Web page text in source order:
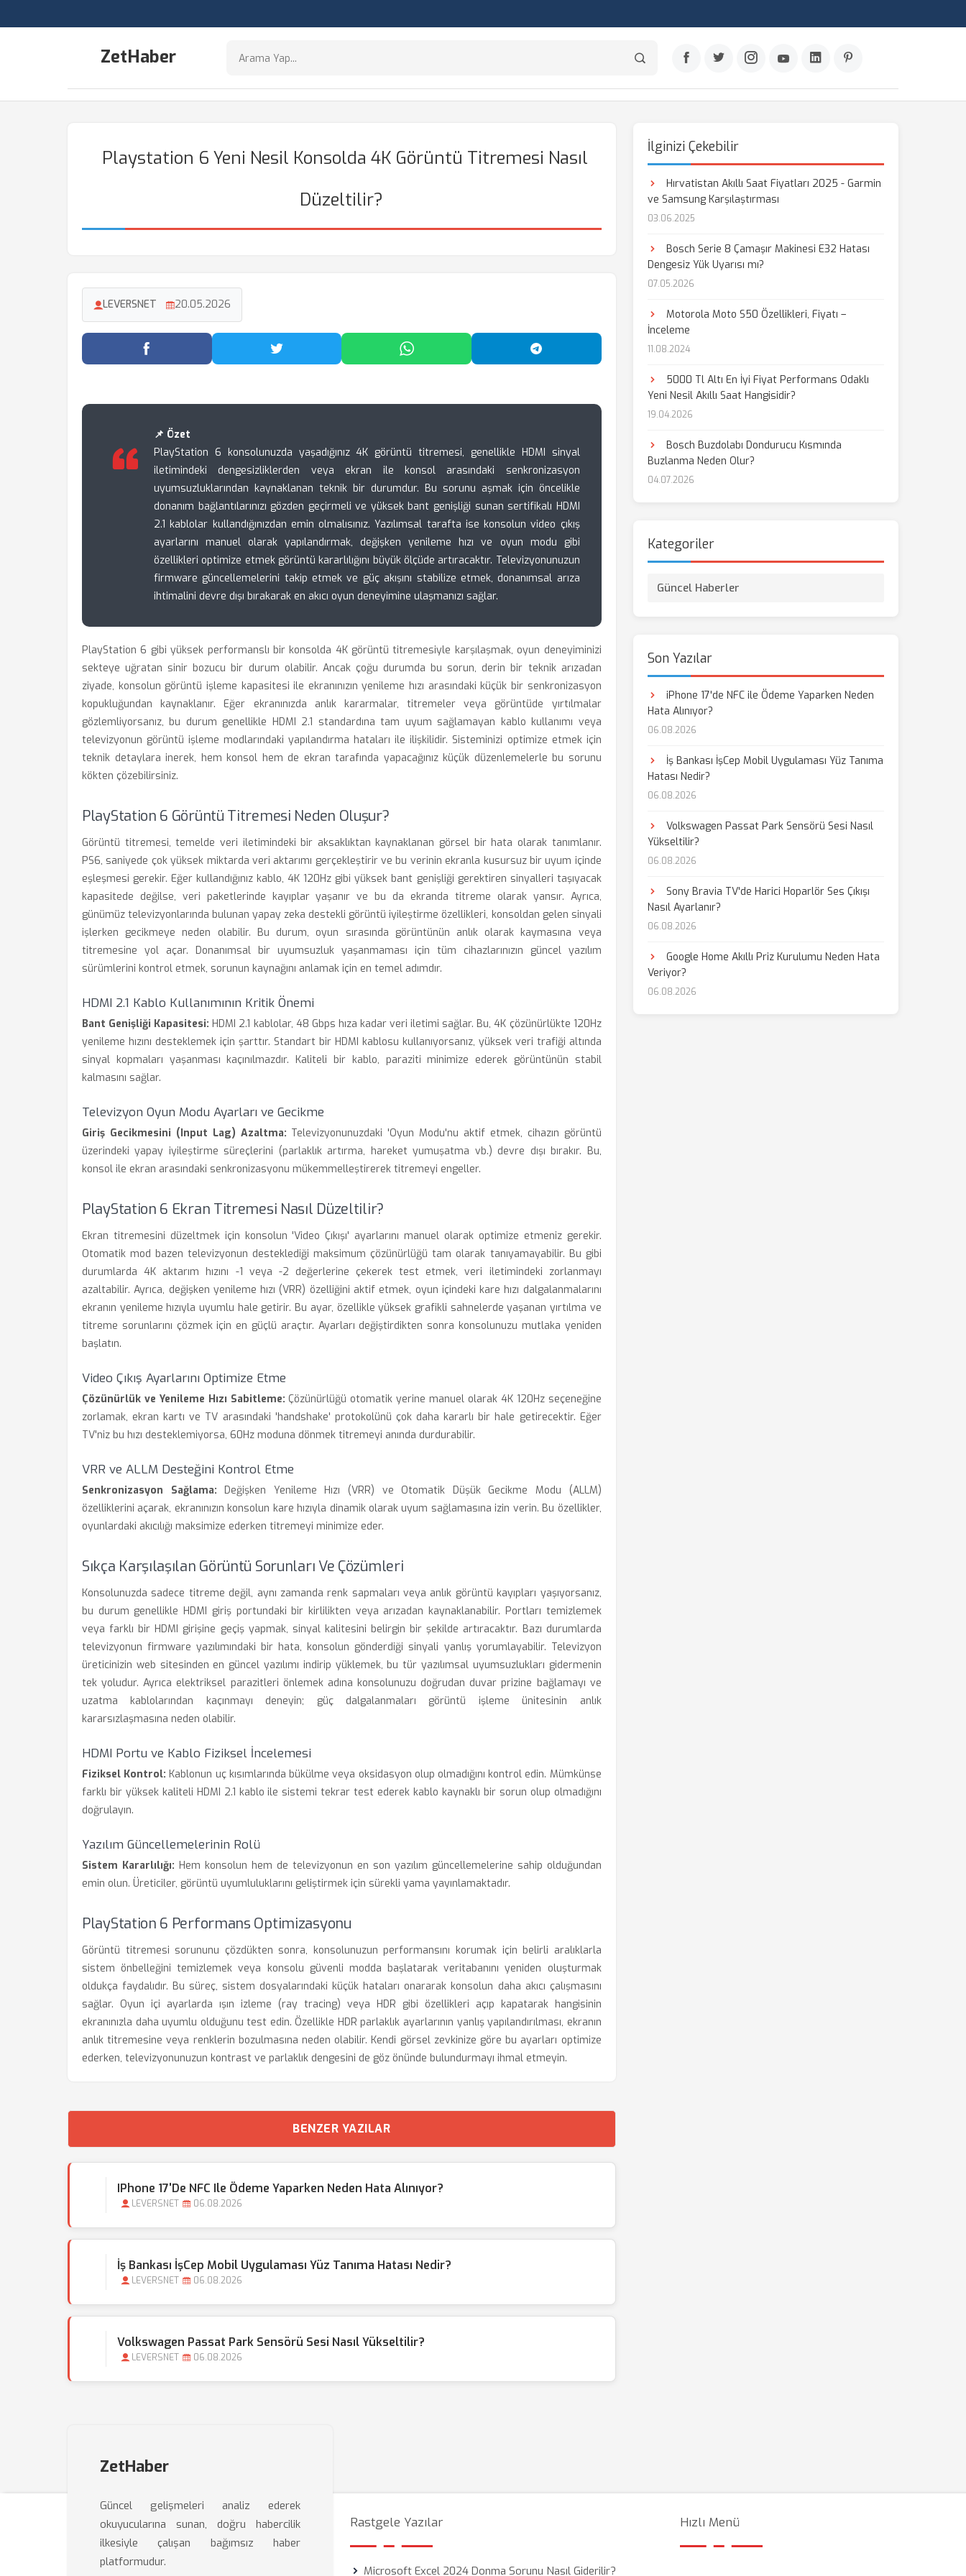
ZetHaber
Playstation 6 Yeni Nesil Konsolda 4K Görüntü Titremesi Nasıl
Düzeltilir?
LEVERSNET 20.05.2026
Facebook'ta Paylaş Twitter'da Paylaş WhatsApp'ta Paylaş Telegram'da Paylaş
📌 Özet
PlayStation 6 konsolunuzda yaşadığınız 4K görüntü titremesi, genellikle HDMI sinyal
iletimindeki dengesizliklerden veya ekran ile konsol arasındaki senkronizasyon
uyumsuzluklarından kaynaklanan teknik bir durumdur. Bu sorunu aşmak için öncelikle
donanım bağlantılarınızı gözden geçirmeli ve yüksek bant genişliği sunan sertifikalı HDMI
2.1 kablolar kullandığınızdan emin olmalısınız. Yazılımsal tarafta ise konsolun video çıkış
ayarlarını manuel olarak yapılandırmak, değişken yenileme hızı ve oyun modu gibi
özellikleri optimize etmek görüntü kararlılığını büyük ölçüde artıracaktır. Televizyonunuzun
firmware güncellemelerini takip etmek ve güç akışını stabilize etmek, donanımsal arıza
ihtimalini devre dışı bırakarak en akıcı oyun deneyimine ulaşmanızı sağlar.
PlayStation 6 gibi yüksek performanslı bir konsolda 4K görüntü titremesiyle karşılaşmak, oyun deneyiminizi
sekteye uğratan sinir bozucu bir durum olabilir. Ancak çoğu durumda bu sorun, derin bir teknik arızadan
ziyade, konsolun görüntü işleme kapasitesi ile ekranınızın yenileme hızı arasındaki küçük bir senkronizasyon
kopukluğundan kaynaklanır. Eğer ekranınızda anlık kararmalar, titremeler veya görüntüde yırtılmalar
gözlemliyorsanız, bu durum genellikle HDMI 2.1 standardına tam uyum sağlamayan kablo kullanımı veya
televizyonun görüntü işleme modlarındaki yapılandırma hataları ile ilişkilidir. Sisteminizi optimize etmek için
teknik detaylara inerek, hem konsol hem de ekran tarafında yapacağınız küçük düzenlemelerle bu sorunu
kökten çözebilirsiniz.
PlayStation 6 Görüntü Titremesi Neden Oluşur?
Görüntü titremesi, temelde veri iletimindeki bir aksaklıktan kaynaklanan görsel bir hata olarak tanımlanır.
PS6, saniyede çok yüksek miktarda veri aktarımı gerçekleştirir ve bu verinin ekranla kusursuz bir uyum içinde
eşleşmesi gerekir. Eğer kullandığınız kablo, 4K 120Hz gibi yüksek bant genişliği gerektiren sinyalleri taşıyacak
kapasitede değilse, veri paketlerinde kayıplar yaşanır ve bu da ekranda titreme olarak yansır. Ayrıca,
günümüz televizyonlarında bulunan yapay zeka destekli görüntü iyileştirme özellikleri, konsoldan gelen sinyali
işlerken gecikmeye neden olabilir. Bu durum, oyun sırasında görüntünün anlık olarak kaymasına veya
titremesine yol açar. Donanımsal bir uyumsuzluk yaşanmaması için tüm cihazlarınızın güncel yazılım
sürümlerini kontrol etmek, sorunun kaynağını anlamak için en temel adımdır.
HDMI 2.1 Kablo Kullanımının Kritik Önemi
Bant Genişliği Kapasitesi: HDMI 2.1 kablolar, 48 Gbps hıza kadar veri iletimi sağlar. Bu, 4K çözünürlükte 120Hz
yenileme hızını desteklemek için şarttır. Standart bir HDMI kablosu kullanıyorsanız, yüksek veri trafiği altında
sinyal kopmaları yaşanması kaçınılmazdır. Kaliteli bir kablo, paraziti minimize ederek görüntünün stabil
kalmasını sağlar.
Televizyon Oyun Modu Ayarları ve Gecikme
Giriş Gecikmesini (Input Lag) Azaltma: Televizyonunuzdaki 'Oyun Modu'nu aktif etmek, cihazın görüntü
üzerindeki yapay iyileştirme süreçlerini (parlaklık artırma, hareket yumuşatma vb.) devre dışı bırakır. Bu,
konsol ile ekran arasındaki senkronizasyonu mükemmelleştirerek titremeyi engeller.
PlayStation 6 Ekran Titremesi Nasıl Düzeltilir?
Ekran titremesini düzeltmek için konsolun 'Video Çıkışı' ayarlarını manuel olarak optimize etmeniz gerekir.
Otomatik mod bazen televizyonun desteklediği maksimum çözünürlüğü tam olarak tanıyamayabilir. Bu gibi
durumlarda 4K aktarım hızını -1 veya -2 değerlerine çekerek test etmek, veri iletimindeki zorlanmayı
azaltabilir. Ayrıca, değişken yenileme hızı (VRR) özelliğini aktif etmek, oyun içindeki kare hızı dalgalanmalarını
ekranın yenileme hızıyla uyumlu hale getirir. Bu ayar, özellikle yüksek grafikli sahnelerde yaşanan yırtılma ve
titreme sorunlarını çözmek için en güçlü araçtır. Ayarları değiştirdikten sonra konsolunuzu mutlaka yeniden
başlatın.
Video Çıkış Ayarlarını Optimize Etme
Çözünürlük ve Yenileme Hızı Sabitleme: Çözünürlüğü otomatik yerine manuel olarak 4K 120Hz seçeneğine
zorlamak, ekran kartı ve TV arasındaki 'handshake' protokolünü çok daha kararlı bir hale getirecektir. Eğer
TV'niz bu hızı desteklemiyorsa, 60Hz moduna dönmek titremeyi anında durdurabilir.
VRR ve ALLM Desteğini Kontrol Etme
Senkronizasyon Sağlama: Değişken Yenileme Hızı (VRR) ve Otomatik Düşük Gecikme Modu (ALLM)
özelliklerini açarak, ekranınızın konsolun kare hızıyla dinamik olarak uyum sağlamasına izin verin. Bu özellikler,
oyunlardaki akıcılığı maksimize ederken titremeyi minimize eder.
Sıkça Karşılaşılan Görüntü Sorunları Ve Çözümleri
Konsolunuzda sadece titreme değil, aynı zamanda renk sapmaları veya anlık görüntü kayıpları yaşıyorsanız,
bu durum genellikle HDMI giriş portundaki bir kirlilikten veya arızadan kaynaklanabilir. Portları temizlemek
veya farklı bir HDMI girişine geçiş yapmak, sinyal kalitesini belirgin bir şekilde artıracaktır. Bazı durumlarda
televizyonun firmware yazılımındaki bir hata, konsolun gönderdiği sinyali yanlış yorumlayabilir. Televizyon
üreticinizin web sitesinden en güncel yazılımı indirip yüklemek, bu tür yazılımsal uyumsuzlukları gidermenin
tek yoludur. Ayrıca elektriksel parazitleri önlemek adına konsolunuzu doğrudan duvar prizine bağlamayı ve
uzatma kablolarından kaçınmayı deneyin; güç dalgalanmaları görüntü işleme ünitesinin anlık
kararsızlaşmasına neden olabilir.
HDMI Portu ve Kablo Fiziksel İncelemesi
Fiziksel Kontrol: Kablonun uç kısımlarında bükülme veya oksidasyon olup olmadığını kontrol edin. Mümkünse
farklı bir yüksek kaliteli HDMI 2.1 kablo ile sistemi tekrar test ederek kablo kaynaklı bir sorun olup olmadığını
doğrulayın.
Yazılım Güncellemelerinin Rolü
Sistem Kararlılığı: Hem konsolun hem de televizyonun en son yazılım güncellemelerine sahip olduğundan
emin olun. Üreticiler, görüntü uyumluluklarını geliştirmek için sürekli yama yayınlamaktadır.
PlayStation 6 Performans Optimizasyonu
Görüntü titremesi sorununu çözdükten sonra, konsolunuzun performansını korumak için belirli aralıklarla
sistem önbelleğini temizlemek veya konsolu güvenli modda başlatarak veritabanını yeniden oluşturmak
oldukça faydalıdır. Bu süreç, sistem dosyalarındaki küçük hataları onararak konsolun daha akıcı çalışmasını
sağlar. Oyun içi ayarlarda ışın izleme (ray tracing) veya HDR gibi özellikleri açıp kapatarak hangisinin
ekranınızla daha uyumlu olduğunu test edin. Özellikle HDR parlaklık ayarlarının yanlış yapılandırılması, ekranın
anlık titremesine veya renklerin bozulmasına neden olabilir. Kendi görsel zevkinize göre bu ayarları optimize
ederken, televizyonunuzun kontrast ve parlaklık dengesini de göz önünde bulundurmayı ihmal etmeyin.
BENZER YAZILAR
IPhone 17'de NFC Ile Ödeme Yaparken Neden Hata Alınıyor?
LEVERSNET 06.08.2026
İş Bankası İşCep Mobil Uygulaması Yüz Tanıma Hatası Nedir?
LEVERSNET 06.08.2026
Volkswagen Passat Park Sensörü Sesi Nasıl Yükseltilir?
LEVERSNET 06.08.2026
İlginizi Çekebilir
Hırvatistan Akıllı Saat Fiyatları 2025 - Garmin
ve Samsung Karşılaştırması
03.06.2025
Bosch Serie 8 Çamaşır Makinesi E32 Hatası
Dengesiz Yük Uyarısı mı?
07.05.2026
Motorola Moto S50 Özellikleri, Fiyatı –
İnceleme
11.08.2024
5000 Tl Altı En İyi Fiyat Performans Odaklı
Yeni Nesil Akıllı Saat Hangisidir?
19.04.2026
Bosch Buzdolabı Dondurucu Kısmında
Buzlanma Neden Olur?
04.07.2026
Kategoriler
Güncel Haberler
Son Yazılar
iPhone 17'de NFC ile Ödeme Yaparken Neden
Hata Alınıyor?
06.08.2026
İş Bankası İşCep Mobil Uygulaması Yüz Tanıma
Hatası Nedir?
06.08.2026
Volkswagen Passat Park Sensörü Sesi Nasıl
Yükseltilir?
06.08.2026
Sony Bravia TV'de Harici Hoparlör Ses Çıkışı
Nasıl Ayarlanır?
06.08.2026
Google Home Akıllı Priz Kurulumu Neden Hata
Veriyor?
06.08.2026
ZetHaber
Güncel gelişmeleri analiz ederek
okuyucularına sunan, doğru habercilik
ilkesiyle çalışan bağımsız haber
platformudur.
Rastgele Yazılar
Microsoft Excel 2024 Donma Sorunu Nasıl Giderilir?
Hızlı Menü